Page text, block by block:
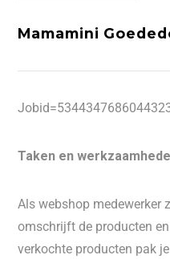
Mamamini
Taken en
Als webshop medewerker
omschrijft de producten
verkochte producten pak